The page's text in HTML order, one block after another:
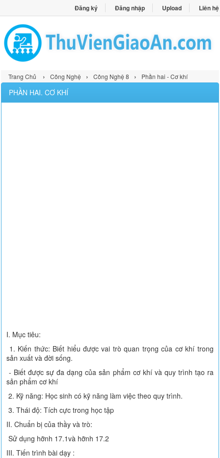
Đăng ký Đăng nhập Upload Liên hệ
Trang Chủ › Công Nghệ › Công Nghệ 8 › Phần hai - Cơ khí
PHẦN HAI. CƠ KHÍ
I. Mục tiêu:
1. Kiến thức: Biết hiểu được vai trò quan trọng của cơ khí trong
sản xuất và đời sống.
- Biết được sự đa dạng của sản phẩm cơ khí và quy trình tạo ra
sản phẩm cơ khí
2. Kỹ năng: Học sinh có kỹ năng làm việc theo quy trình.
3. Thái độ: Tích cực trong học tập
II. Chuẩn bị của thầy và trò:
Sử dụng hỡnh 17.1và hỡnh 17.2
III. Tiến trình bài dạy :